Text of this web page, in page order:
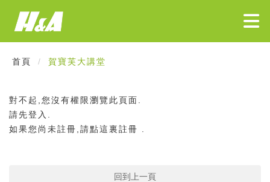
首頁 賀寶芙大講堂
對不起,您沒有權限瀏覽此頁面.
請先登入
如果您尚未註冊,請點這裏註冊
回到上一頁